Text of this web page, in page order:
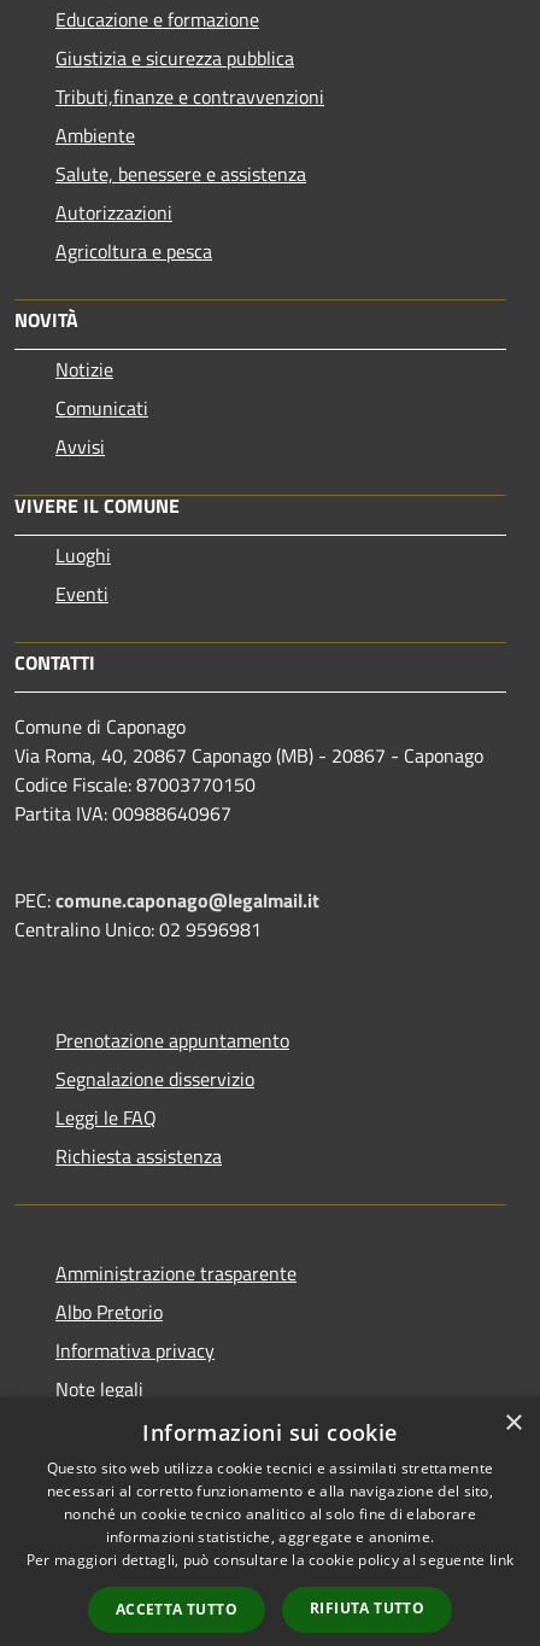
Educazione e formazione
Giustizia e sicurezza pubblica
Tributi,finanze e contravvenzioni
Ambiente
Salute, benessere e assistenza
Autorizzazioni
Agricoltura e pesca
NOVITÀ
Notizie
Comunicati
Avvisi
VIVERE IL COMUNE
Luoghi
Eventi
CONTATTI
Comune di Caponago
Via Roma, 40, 20867 Caponago (MB) - 20867 - Caponago
Codice Fiscale: 87003770150
Partita IVA: 00988640967
PEC:comune.caponago@legalmail.it
Centralino Unico: 02 9596981
Prenotazione appuntamento
Segnalazione disservizio
Leggi le FAQ
Richiesta assistenza
Amministrazione trasparente
Albo Pretorio
Informativa privacy
Note legali
Dichiarazione di accessibilità
RSS
Accessibilità
Copyright © 2026 • Comune di
Municipium•
Accesso
redazione
×
Informazioni sui cookie
Questo sito web utilizza cookie tecnici e assimilati strettamente
necessari al corretto funzionamento e alla navigazione del sito,
nonché un cookie tecnico analitico al solo fine di elaborare
informazioni statistiche, aggregate e anonime.
Per maggiori dettagli, può consultare la cookie policy al seguente link
ACCETTA TUTTO RIFIUTA TUTTO